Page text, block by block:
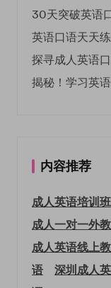
30天突破英语
英语口语天天
揭秘！学习英
内容推荐
成人英语培训班
成人一对一外教
成人英语线上
语
深圳成人